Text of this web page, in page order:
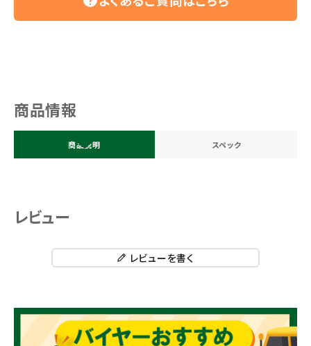
商品情報
商品説明 スペック
レビュー
レビューを書く